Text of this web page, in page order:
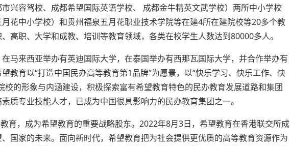
兴容驾校、成都希望国际英语学校、 成都金牛精英文武学校）两所中小学校
月花中小学校）和贵州福泉五月花职业技术学院等在建4所在建院校等20多个教
高职、大学和成教、培训等教育领域，各类在校学生人数达到80000多人。
马来西亚举办有英迪国际大学，在泰国举办有西那瓦国际大学，并合作举办有
教育以“打造中国民办高等教育第1品牌”为愿景，以“快乐学习、快乐工作、快
校的形象与内涵建设，积极探索富有希望教育特色的民办教育发展道路和集团
质专业技能人才，已成为中国很具影响力的民办教育集团之一。
育，成为希望教育的重要战略股东。2022年8月3日，希望教育在香港联交所成
国家的未来。面向新时代，希望教育把为社会提供更优质的高等教育资源作为